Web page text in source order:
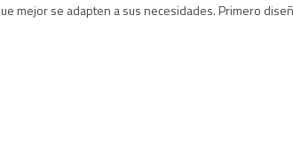
mejor se adapten a sus necesidades. Primero